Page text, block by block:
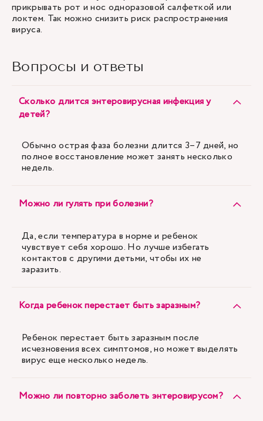
прикрывать рот и нос одноразовой салфеткой или
локтем. Так можно снизить риск распространения
вируса.
Вопросы и ответы
Сколько длится энтеровирусная инфекция у
детей?
Обычно острая фаза болезни длится 3–7 дней, но
полное восстановление может занять несколько
недель.
Можно ли гулять при болезни?
Да, если температура в норме и ребенок
чувствует себя хорошо. Но лучше избегать
контактов с другими детьми, чтобы их не
заразить.
Когда ребенок перестает быть заразным?
Ребенок перестает быть заразным после
исчезновения всех симптомов, но может выделять
вирус еще несколько недель.
Можно ли повторно заболеть энтеровирусом?